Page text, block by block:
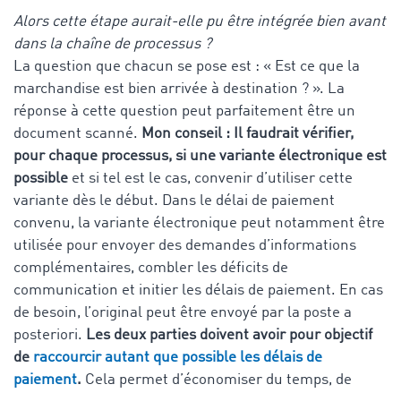
Alors cette étape aurait-elle pu être intégrée bien avant
dans la chaîne de processus ?
La question que chacun se pose est : « Est ce que la
marchandise est bien arrivée à destination ? ». La
réponse à cette question peut parfaitement être un
document scanné. Mon conseil : Il faudrait vérifier,
pour chaque processus, si une variante électronique est
possible et si tel est le cas, convenir d’utiliser cette
variante dès le début. Dans le délai de paiement
convenu, la variante électronique peut notamment être
utilisée pour envoyer des demandes d’informations
complémentaires, combler les déficits de
communication et initier les délais de paiement. En cas
de besoin, l’original peut être envoyé par la poste a
posteriori. Les deux parties doivent avoir pour objectif
de raccourcir autant que possible les délais de
paiement. Cela permet d’économiser du temps, de